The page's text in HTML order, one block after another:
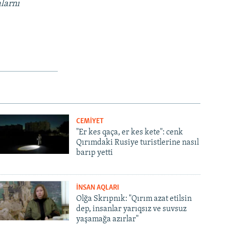
CEMİYET
"Er kes qaça, er kes kete": cenk
Qırımdaki Rusiye turistlerine nasıl
barıp yetti
İNSAN AQLARI
Olğa Skrıpnık: "Qırım azat etilsin
dep, insanlar yarıqsız ve suvsuz
yaşamağa azırlar"